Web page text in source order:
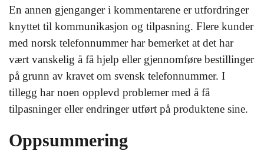
En annen gjenganger i kommentarene er utfordringer
knyttet til kommunikasjon og tilpasning. Flere kunder
med norsk telefonnummer har bemerket at det har
vært vanskelig å få hjelp eller gjennomføre bestillinger
på grunn av kravet om svensk telefonnummer. I
tillegg har noen opplevd problemer med å få
tilpasninger eller endringer utført på produktene sine.
Oppsummering